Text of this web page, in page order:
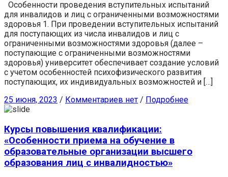
Особенности проведения вступительных испытаний
для инвалидов и лиц с ограниченными возможностями
здоровья 1. При проведении вступительных испытаний
для поступающих из числа инвалидов и лиц с
ограниченными возможностями здоровья (далее –
поступающие с ограниченными возможностями
здоровья) университет обеспечивает создание условий
с учетом особенностей психофизического развития
поступающих, их индивидуальных возможностей и […]
25 июня, 2023 / Комментариев нет / Подробнее
Курсы повышения квалификации:
«Особенности приема на обучение в
образовательные организации высшего
образования лиц с инвалидностью»